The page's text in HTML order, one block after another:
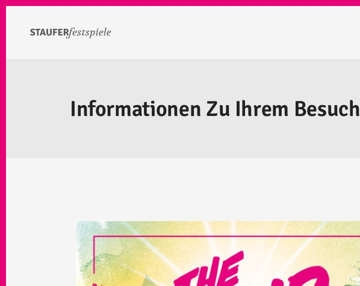
Informationen Zu Ihrem Besuch